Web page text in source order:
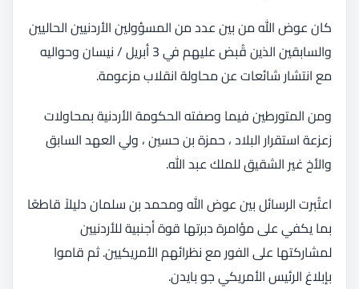
كان عوض الله من بين عدد من المسؤولين الأردنيين الحاليين
والسابقين الذين قُبض عليهم في 3 أبريل / نيسان وحواليه
مع انتشار شائعات عن محاولة انقلاب مزعومة.
ومن المتورطين فيما وصفته الحكومة الأردنية بمحاولات
زعزعة استقرار البلاد ، حمزة بن حسين ، ولي العهد السابق
والأخ غير الشقيق للملك عبد الله.
اعتُبرت الرسائل بين عوض الله ومحمد بن سلمان دليلاً قاطعًا
بما يكفي على مؤامرة دبرتها قوة أجنبية للأردنيين
لمشاركتها على الفور مع نظرائهم الأمريكيين. ثم قاموا
بإبلاغ الرئيس الأمريكي جو بايدن.